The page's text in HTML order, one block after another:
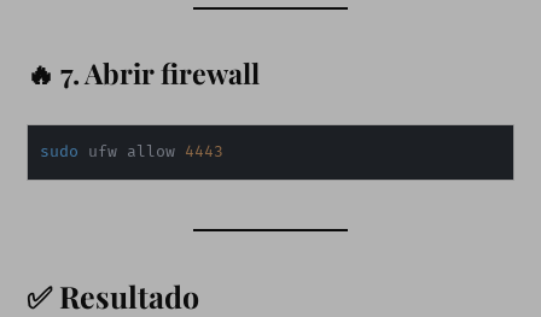
🔥 7. Abrir firewall
sudo ufw allow 4443
✅ Resultado